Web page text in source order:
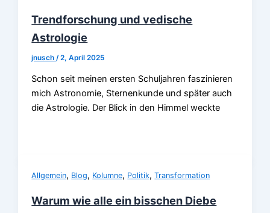
Trendforschung und vedische
Astrologie
jnusch /2, April 2025
Schon seit meinen ersten Schuljahren faszinieren
mich Astronomie, Sternenkunde und später auch
die Astrologie. Der Blick in den Himmel weckte
Allgemein, Blog, Kolumne, Politik,Transformation
Warum wie alle ein bisschen Diebe